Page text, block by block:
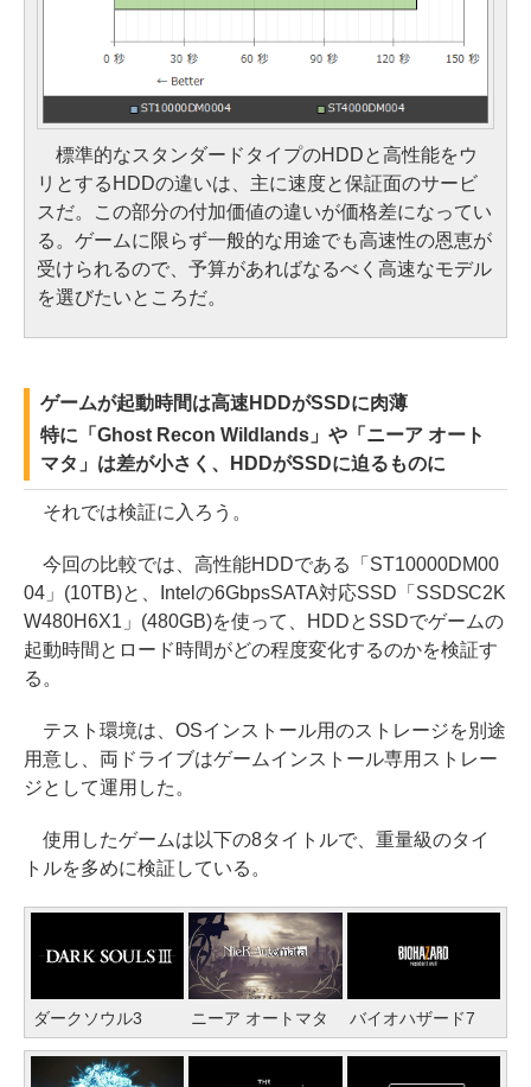
標準的なスタンダードタイプのHDDと高性能をウ
リとするHDDの違いは、主に速度と保証面のサービ
スだ。この部分の付加価値の違いが価格差になってい
る。ゲームに限らず一般的な用途でも高速性の恩恵が
受けられるので、予算があればなるべく高速なモデル
を選びたいところだ。
ゲームが起動時間は高速HDDがSSDに肉薄
特に「Ghost Recon Wildlands」や「ニーア オート
マタ」は差が小さく、HDDがSSDに迫るものに
それでは検証に入ろう。
今回の比較では、高性能HDDである「ST10000DM00
04」(10TB)と、Intelの6GbpsSATA対応SSD「SSDSC2K
W480H6X1」(480GB)を使って、HDDとSSDでゲームの
起動時間とロード時間がどの程度変化するのかを検証す
る。
テスト環境は、OSインストール用のストレージを別途
用意し、両ドライブはゲームインストール専用ストレー
ジとして運用した。
使用したゲームは以下の8タイトルで、重量級のタイ
トルを多めに検証している。
ダークソウル3 ニーア オートマタ バイオハザード7